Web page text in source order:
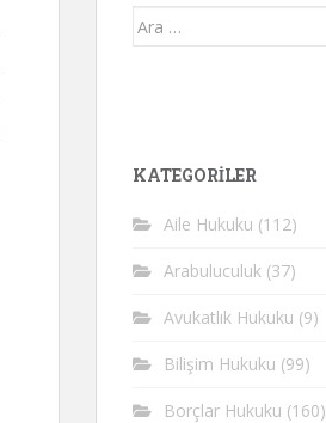
Arama
KATEGORİLER
Aile Hukuku (112)
Arabuluculuk (37)
Avukatlık Hukuku (9)
Bilişim Hukuku (99)
Borçlar Hukuku (160)